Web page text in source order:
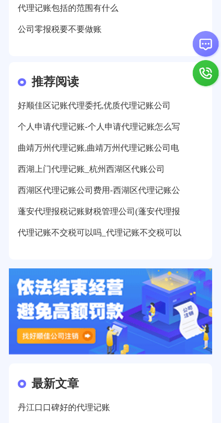
代理记账包括的范围有什么
公司零报税要不要做账
推荐阅读
好顺佳区记账代理委托,优质代理记账公司
个人申请代理记账-个人申请代理记账怎么写
曲靖万州代理记账,曲靖万州代理记账公司电
西湖上门代理记账_杭州西湖区代账公司
西湖区代理记账公司费用-西湖区代理记账公
蓬安代理报税记账财税管理公司(蓬安代理报
代理记账不交税可以吗_代理记账不交税可以
最新文章
丹江口口碑好的代理记账